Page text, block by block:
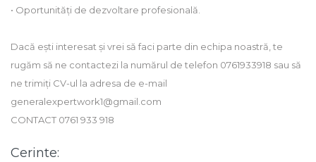
• Oportunități de dezvoltare profesională.
Dacă ești interesat și vrei să faci parte din echipa noastră, te
rugăm să ne contactezi la numărul de telefon 0761933918 sau să
ne trimiți CV-ul la adresa de e-mail
generalexpertwork1@gmail.com
CONTACT 0761 933 918
Cerinte: